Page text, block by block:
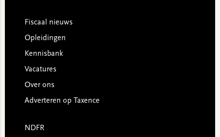
Footer
Fiscaal nieuws
Opleidingen
Kennisbank
Vacatures
Over ons
Adverteren op Taxence
NDFR